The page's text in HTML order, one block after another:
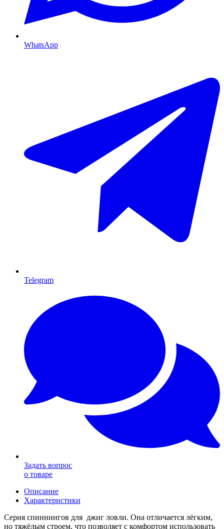
WhatsApp
Telegram
Задать вопрос
о товаре
Описание
Характеристики
Серия спиннингов для джиг ловли. Она отличается лёгким,
но тяжёлым строем, что позволяет с комфортом использовать